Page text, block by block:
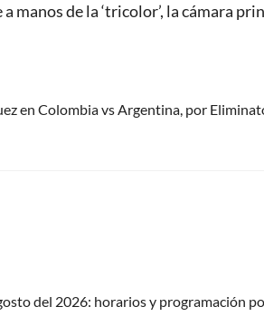
manos de la ‘tricolor’, la cámara
en Colombia vs Argentina, por
del 2026: horarios y programación